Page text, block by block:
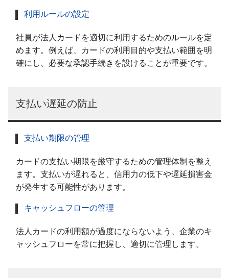
利用ルールの設定
社員が法人カードを適切に利用するためのルールを定
めます。例えば、カードの利用目的や支払い範囲を明
確にし、必要な承認手続きを設けることが重要です。
支払い遅延の防止
支払い期限の管理
カードの支払い期限を厳守するための管理体制を整え
ます。支払いが遅れると、信用力の低下や遅延損害金
が発生する可能性があります。
キャッシュフローの管理
法人カードの利用額が過度にならないよう、企業のキ
ャッシュフローを常に把握し、適切に管理します。